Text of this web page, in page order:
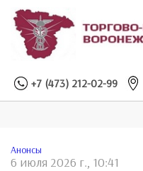
+7 (473) 212-02-99
Анонсы
6 июля 2026 г., 10:41